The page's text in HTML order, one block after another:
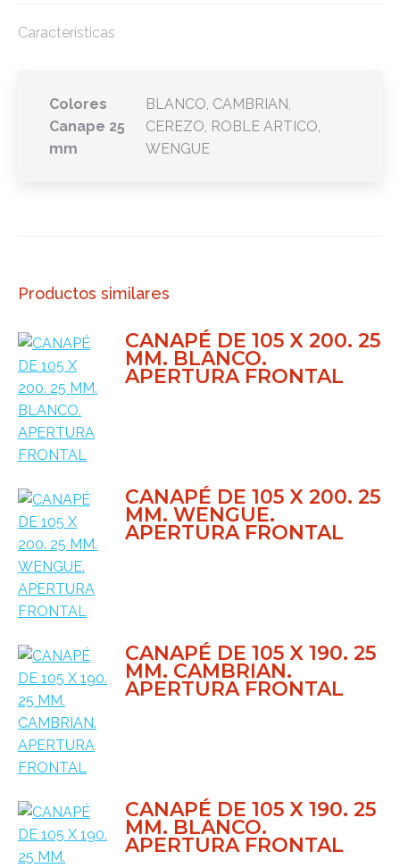
Características
Colores
Canape 25
mm
BLANCO, CAMBRIAN,
CEREZO, ROBLE ARTICO,
WENGUE
Productos similares
CANAPÉ DE 105 X 200. 25
MM. BLANCO.
APERTURA FRONTAL
CANAPÉ DE 105 X 200. 25
MM. WENGUE.
APERTURA FRONTAL
CANAPÉ DE 105 X 190. 25
MM. CAMBRIAN.
APERTURA FRONTAL
CANAPÉ DE 105 X 190. 25
MM. BLANCO.
APERTURA FRONTAL